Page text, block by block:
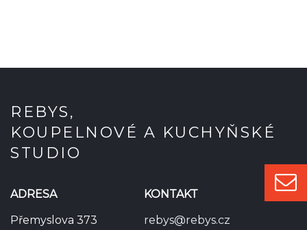
REBYS,
KOUPELNOVÉ A KUCHYŇSKÉ
STUDIO
ADRESA
Přemyslova 373
KONTAKT
rebys@rebys.cz